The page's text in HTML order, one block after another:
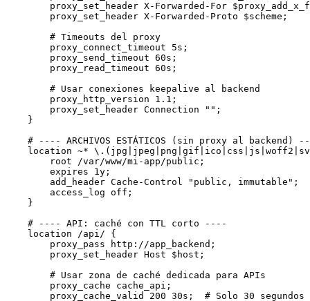
proxy_set_header X-Forwarded-For
        proxy_set_header X-Forwarded-Proto $scheme;
        # Timeouts del proxy
        proxy_connect_timeout 5s;
        proxy_send_timeout 60s;
        proxy_read_timeout 60s;
        # Usar conexiones keepalive al backend
        proxy_http_version 1.1;
        proxy_set_header Connection "";
    }
# ---- ARCHIVOS ESTÁTICOS (sin proxy al backend)
location ~*
        root /var/www/mi-app/public;
        expires 1y;
        add_header Cache-Control "public, immutable";
        access_log off;
    }
    # ---- API: caché con TTL corto ----
    location /api/ {
        proxy_pass http://app_backend;
        proxy_set_header Host $host;
        # Usar zona de caché dedicada para APIs
        proxy_cache cache_api;
proxy_cache_valid 200 30s;  # Solo 30 segundos